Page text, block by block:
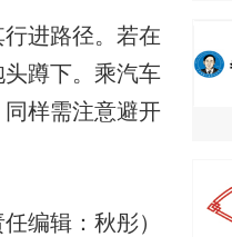
进路径。若在
蹲下。乘汽车
样需注意避开
任编辑：秋彤）